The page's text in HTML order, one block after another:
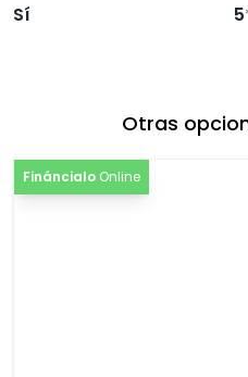
Sí 5
Otras
Fináncialo Online